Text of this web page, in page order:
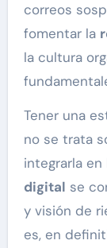
correos
fomentar la
la cultura
Tener una
no se trata
integrarla
digital se
y visión de
es, en